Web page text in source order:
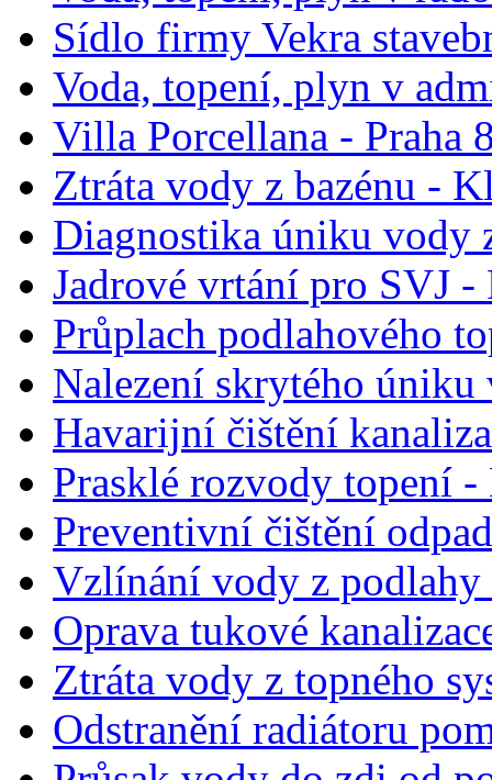
Sídlo firmy Vekra
Voda, topení, plyn v
Villa Porcellana - Praha
Ztráta vody z bazénu -
Diagnostika úniku vody
Jadrové vrtání pro SVJ -
Průplach podlahového
Nalezení skrytého úniku
Havarijní čištění
Prasklé rozvody topení -
Preventivní čištění
Vzlínání vody z podlahy
Oprava tukové
Ztráta vody z topného
Odstranění radiátoru